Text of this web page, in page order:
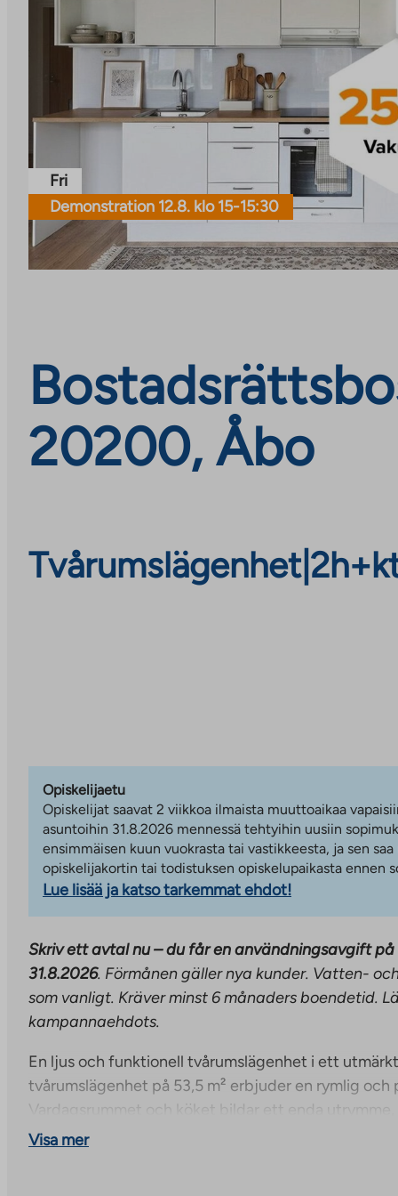
Fri
Demonstration 12.8. klo 15-15:30
20200, Åbo
Tvårumslägenhet|
Opiskelijaetu
Opiskelijat saavat 2 viikkoa ilmaista muuttoaikaa
asuntoihin 31.8.2026 mennessä tehtyihin uusiin
ensimmäisen kuun vuokrasta tai vastikkeesta, ja sen
opiskelijakortin tai todistuksen opiskelupaikasta ennen
Lue lisää ja katso tarkemmat ehdot!
Skriv ett avtal nu – du får en användningsavgift
31.8.2026. Förmånen gäller nya kunder. Vatten-
som vanligt. Kräver minst 6 månaders boendetid.
kampannaehdots.
En ljus och funktionell tvårumslägenhet i ett
tvårumslägenhet på 53,5 m² erbjuder en rymlig och
Vardagsrummet och köket bildar ett enda utrymme,
rymlig inglasad balkong. Lägenhetens vackra
Visa mer